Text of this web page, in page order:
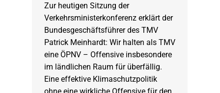
Zur heutigen Sitzung der
Verkehrsministerkonferenz erklärt der
Bundesgeschäftsführer des TMV
Patrick Meinhardt: Wir halten als TMV
eine ÖPNV – Offensive insbesondere
im ländlichen Raum für überfällig.
Eine effektive Klimaschutzpolitik
ohne eine wirkliche Offensive für den